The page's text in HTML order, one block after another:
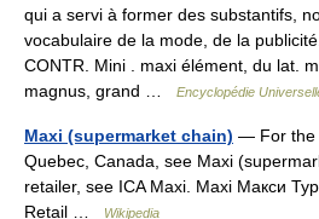
qui a servi à former des substantifs,
vocabulaire de la mode, de la
CONTR. Mini . maxi élément, du lat.
magnus, grand …
Encyclopédie
Maxi (supermarket chain) — For the
Quebec, Canada, see Maxi
retailer, see ICA Maxi. Maxi Макси
Retail …
Wikipedia